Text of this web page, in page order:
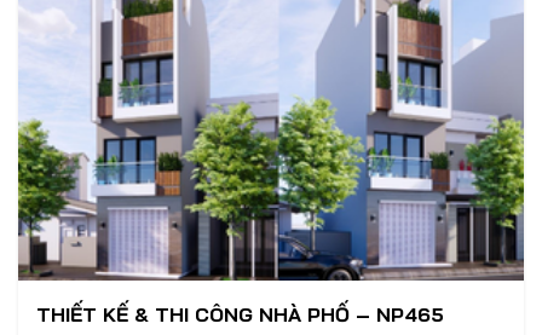
THIẾT KẾ & THI CÔNG NHÀ PHỐ – NP465